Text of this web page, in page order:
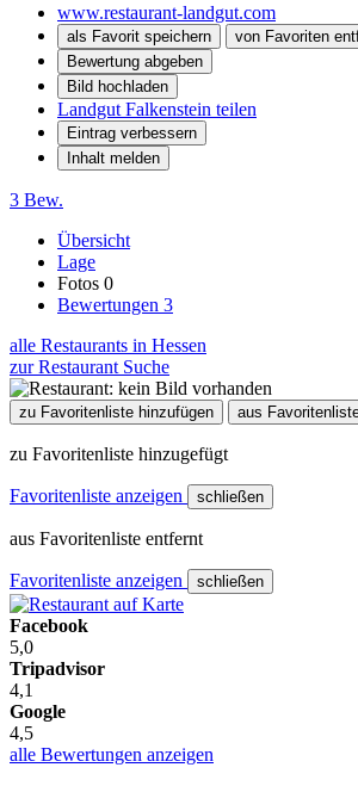
www.restaurant-landgut.com
als Favorit speichern
von Favoriten
Bewertung abgeben
Bild hochladen
Landgut Falkenstein teilen
Eintrag verbessern
Inhalt melden
3 Bew.
Übersicht
Lage
Fotos 0
Bewertungen 3
alle Restaurants in Hessen
zur Restaurant Suche
zu Favoritenliste hinzufügen aus
zu Favoritenliste hinzugefügt
Favoritenliste anzeigen schließen
aus Favoritenliste entfernt
Favoritenliste anzeigen schließen
Facebook
5,0
Tripadvisor
4,1
Google
4,5
alle Bewertungen anzeigen